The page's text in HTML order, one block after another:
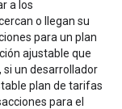
a los
o llegan su
para un plan
ajustable que
si un desarrollador
plan de tarifas
para el